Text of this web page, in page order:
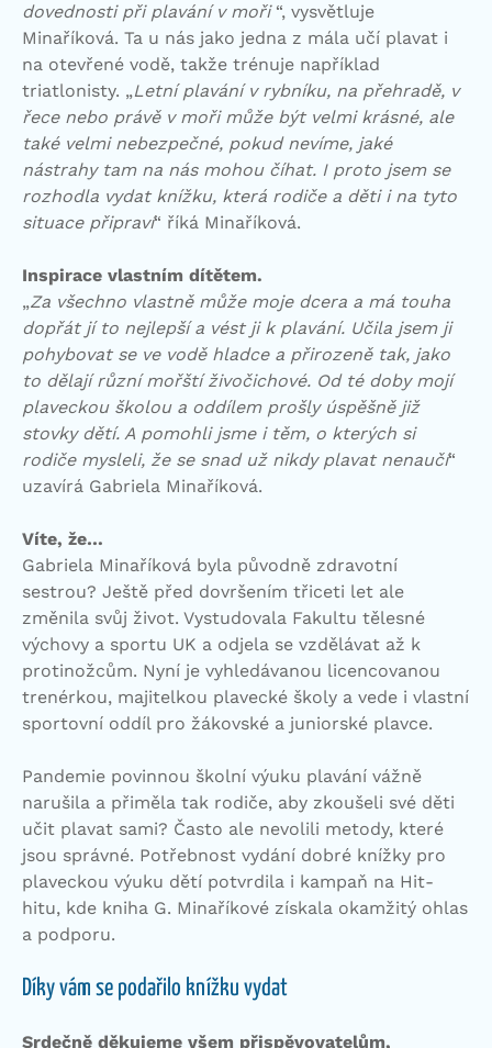
dovednosti při plavání v moři“, vysvětluje
Minaříková. Ta u nás jako jedna z mála učí plavat i
na otevřené vodě, takže trénuje například
triatlonisty. „Letní plavání v rybníku, na přehradě, v
řece nebo právě v moři může být velmi krásné, ale
také velmi nebezpečné, pokud nevíme, jaké
nástrahy tam na nás mohou číhat. I proto jsem se
rozhodla vydat knížku, která rodiče a děti i na tyto
situace připraví“ říká Minaříková.
Inspirace vlastním dítětem.
„Za všechno vlastně může moje dcera a má touha
dopřát jí to nejlepší a vést ji k plavání. Učila jsem ji
pohybovat se ve vodě hladce a přirozeně tak, jako
to dělají různí mořští živočichové. Od té doby mojí
plaveckou školou a oddílem prošly úspěšně již
stovky dětí. A pomohli jsme i těm, o kterých si
rodiče mysleli, že se snad už nikdy plavat nenaučí“
uzavírá Gabriela Minaříková.
Víte, že…
Gabriela Minaříková byla původně zdravotní
sestrou? Ještě před dovršením třiceti let ale
změnila svůj život. Vystudovala Fakultu tělesné
výchovy a sportu UK a odjela se vzdělávat až k
protinožcům. Nyní je vyhledávanou licencovanou
trenérkou, majitelkou plavecké školy a vede i vlastní
sportovní oddíl pro žákovské a juniorské plavce.
Pandemie povinnou školní výuku plavání vážně
narušila a přiměla tak rodiče, aby zkoušeli své děti
učit plavat sami? Často ale nevolili metody, které
jsou správné. Potřebnost vydání dobré knížky pro
plaveckou výuku dětí potvrdila i kampaň na Hit-
hitu, kde kniha G. Minaříkové získala okamžitý ohlas
a podporu.
Díky vám se podařilo knížku vydat
Srdečně děkujeme všem přispěvovatelům,